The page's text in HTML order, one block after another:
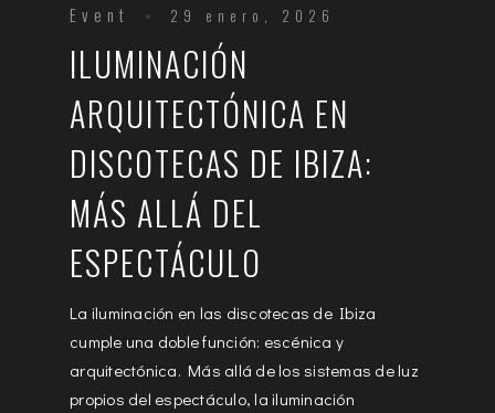
Event 29 enero, 2026
ILUMINACIÓN
ARQUITECTÓNICA EN
DISCOTECAS DE IBIZA:
MÁS ALLÁ DEL
ESPECTÁCULO
La iluminación en las discotecas de Ibiza
cumple una doble función: escénica y
arquitectónica. Más allá de los sistemas de luz
propios del espectáculo, la iluminación